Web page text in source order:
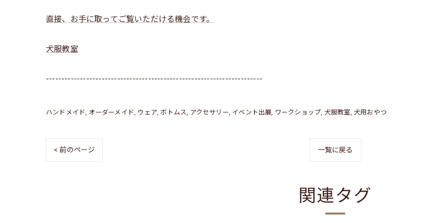
直接、お手に取ってご覧いただける機会です。
犬服教室
----------------------------------------------------------------------
ハンドメイド オーダーメイド ウェア ボトムス アクセサリー イベント出展 ワークショップ 犬服教室 犬用おやつ
< 前のページ 一覧に戻る
関連タグ